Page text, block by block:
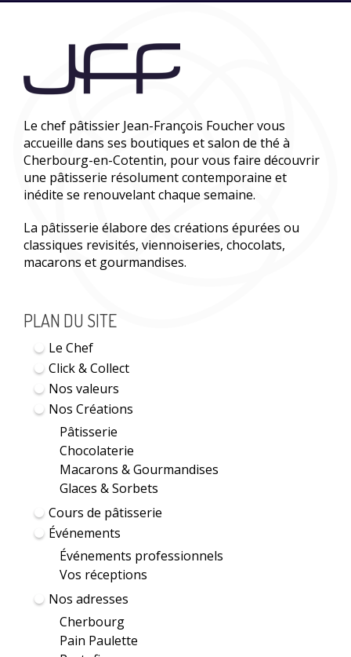
Le chef pâtissier Jean-François Foucher vous
accueille dans ses boutiques et salon de thé à
Cherbourg-en-Cotentin, pour vous faire découvrir
une pâtisserie résolument contemporaine et
inédite se renouvelant chaque semaine.
La pâtisserie élabore des créations épurées ou
classiques revisités, viennoiseries, chocolats,
macarons et gourmandises.
PLAN DU SITE
Le Chef
Click & Collect
Nos valeurs
Nos Créations
Pâtisserie
Chocolaterie
Macarons & Gourmandises
Glaces & Sorbets
Cours de pâtisserie
Événements
Événements professionnels
Vos réceptions
Nos adresses
Cherbourg
Pain Paulette